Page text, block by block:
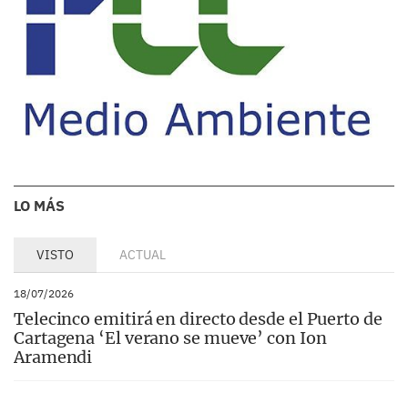
LO MÁS
VISTO ACTUAL
18/07/2026
Telecinco emitirá en directo desde el Puerto de
Cartagena ‘El verano se mueve’ con Ion
Aramendi